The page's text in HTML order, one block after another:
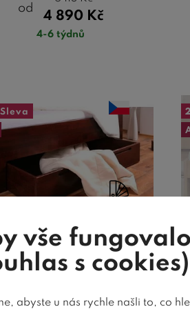
od
4 890 Kč
4-6 týdnů
Sleva
prostor pod postel
vše
s cookies)
abyste u nás rychle našli to, co